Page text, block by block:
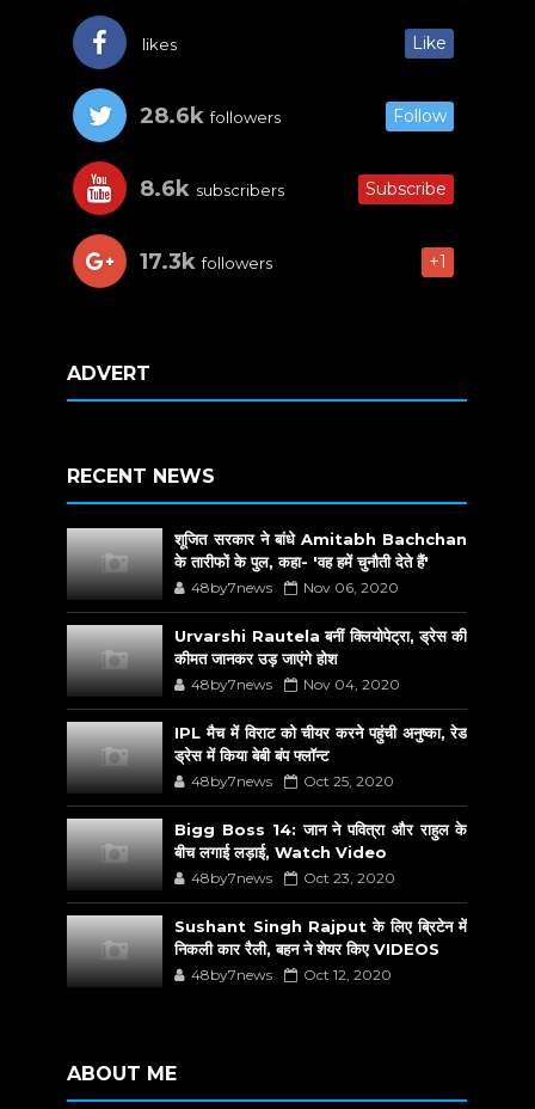
likes Like
28.6k followers Follow
8.6k subscribers Subscribe
17.3k followers +1
ADVERT
RECENT NEWS
शूजित सरकार ने बांधे Amitabh Bachchan
के तारीफों के पुल, कहा- 'वह हमें चुनौती देते हैं'
48by7news Nov 06, 2020
Urvarshi Rautela बनीं क्लियोपेट्रा, ड्रेस की
कीमत जानकर उड़ जाएंगे होश
48by7news Nov 04, 2020
IPL मैच में विराट को चीयर करने पहुंची अनुष्का, रेड
ड्रेस में किया बेबी बंप फ्लॉन्ट
48by7news Oct 25, 2020
Bigg Boss 14: जान ने पवित्रा और राहुल के
बीच लगाई लड़ाई, Watch Video
48by7news Oct 23, 2020
Sushant Singh Rajput के लिए ब्रिटेन में
निकली कार रैली, बहन ने शेयर किए VIDEOS
48by7news Oct 12, 2020
ABOUT ME